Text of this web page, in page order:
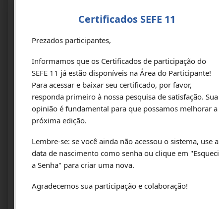
décadas. O método
desenvolvimento de
modelos numéricos,
que chegam a simular a
prova de carga estática
na estaca ensaiada
com alturas de queda
crescentes. O presente
estudo é uma iniciativa
de aprofundamento
deste procedimento,
Certificados SEFE 11
Prezados participantes,
Informamos que os Certificados de participação do
SEFE 11 já estão disponíveis na Área do Participante!
Para acessar e baixar seu certificado, por favor,
responda primeiro à nossa pesquisa de satisfação. Sua
opinião é fundamental para que possamos melhorar a
próxima edição.
Lembre-se: se você ainda não acessou o sistema, use a
data de nascimento como senha ou clique em "Esqueci
a Senha" para criar uma nova.
Agradecemos sua participação e colaboração!